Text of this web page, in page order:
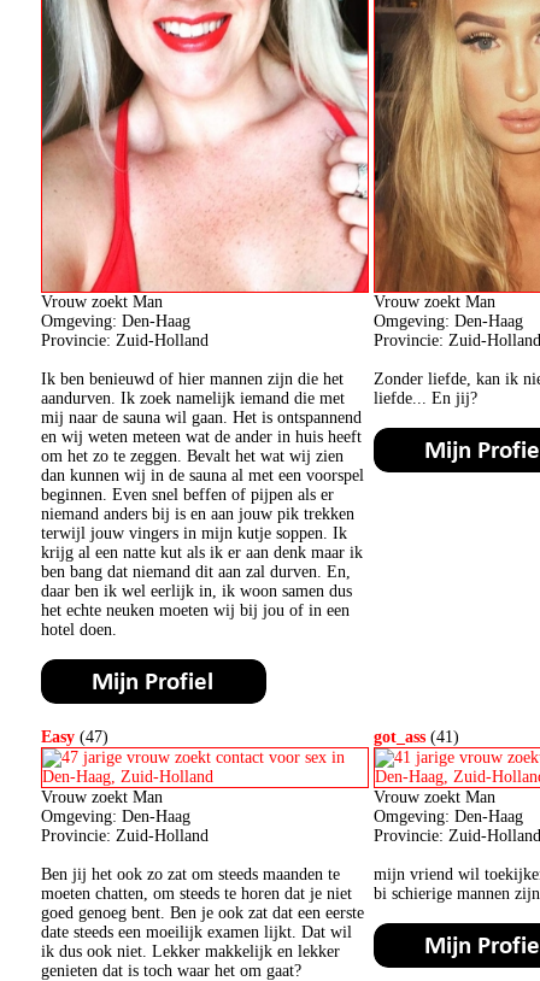
Vrouw zoekt Man
Omgeving: Den-Haag
Provincie: Zuid-Holland
Ik ben benieuwd of hier mannen zijn die het
aandurven. Ik zoek namelijk iemand die met
mij naar de sauna wil gaan. Het is ontspannend
en wij weten meteen wat de ander in huis heeft
om het zo te zeggen. Bevalt het wat wij zien
dan kunnen wij in de sauna al met een voorspel
beginnen. Even snel beffen of pijpen als er
niemand anders bij is en aan jouw pik trekken
terwijl jouw vingers in mijn kutje soppen. Ik
krijg al een natte kut als ik er aan denk maar ik
ben bang dat niemand dit aan zal durven. En,
daar ben ik wel eerlijk in, ik woon samen dus
het echte neuken moeten wij bij jou of in een
hotel doen.
Vrouw zoekt Man
Omgeving: Den-Haag
Provincie: Zuid-Holland
Zonder liefde, kan ik
liefde... En jij?
Easy (47)
Vrouw zoekt Man
Omgeving: Den-Haag
Provincie: Zuid-Holland
Ben jij het ook zo zat om steeds maanden te
moeten chatten, om steeds te horen dat je niet
goed genoeg bent. Ben je ook zat dat een eerste
date steeds een moeilijk examen lijkt. Dat wil
ik dus ook niet. Lekker makkelijk en lekker
genieten dat is toch waar het om gaat?
got_ass (41)
Vrouw zoekt Man
Omgeving: Den-Haag
Provincie: Zuid-Holland
mijn vriend wil
bi schierige mannen